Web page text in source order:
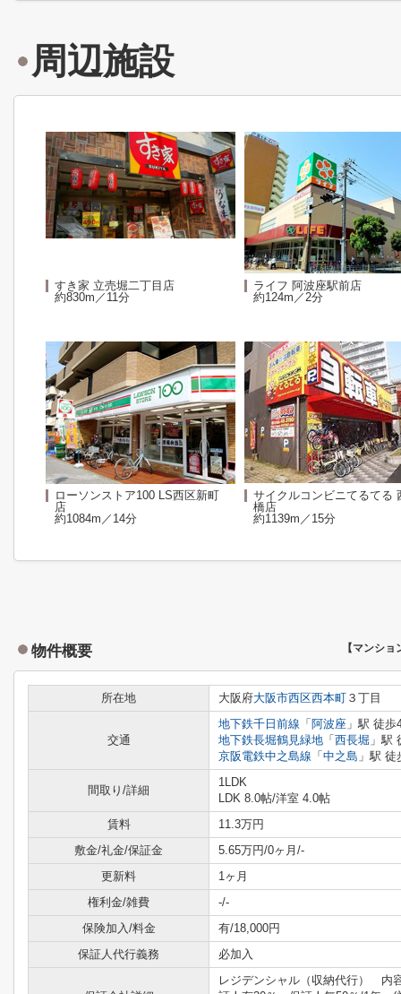
周辺施設
すき家 立売堀二丁目店
約830m／11分
ライフ 阿波座駅前店
約124m／2分
ローソンストア100 LS西区新町
店
約1084m／14分
サイクルコンビニてるてる
橋店
約1139m／15分
物件概要 【マンショ
所在地 大阪府大阪市西区西本町 ３丁目
交通
地下鉄千日前線 「 阿波座 」駅 徒歩
地下鉄長堀鶴見緑地 「 西長堀 」駅
京阪電鉄中之島線 「 中之島 」駅 徒
間取り/詳細
1LDK
LDK 8.0帖/洋室 4.0帖
賃料
11.3万円
敷金/礼金/保証金
5.65万円/0ヶ月/-
更新料
1ヶ月
権利金/雑費
-/-
保険加入/料金
有/18,000円
保証人代行義務
必加入
レジデンシャル（収納代行） 内